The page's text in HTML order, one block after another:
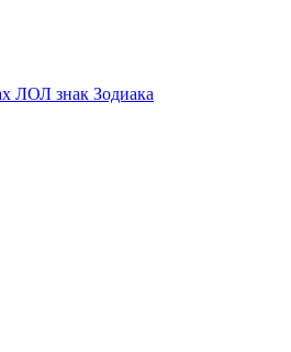
ЛОЛ знак Зодиака